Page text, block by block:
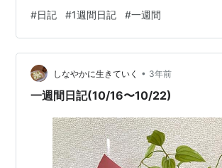
務中ずっと仕事をしてるわけではないし雑
があるけど、その時間で帰るのが遅くな
る。はよう帰りたい。 10/25 21時ごろに
ら、ものすごい雨と雹で足止めをくらった
どおり22時ごろに帰る。夫が出かけていた
#日記 #1週間日記 #一週間
しなやかに生きていく • 3年前
一週間日記(10/16〜10/22)